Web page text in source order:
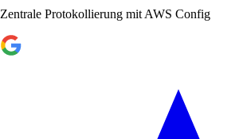
Zentrale Protokollierung mit AWS Config